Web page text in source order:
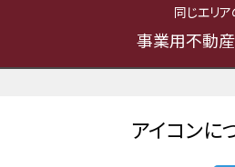
同じエリア
事業用不動
アイコンに